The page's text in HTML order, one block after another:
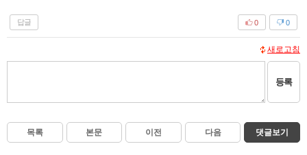
답글 0
0
새로고침
등록
목록 본문 이전 다음 댓글보기